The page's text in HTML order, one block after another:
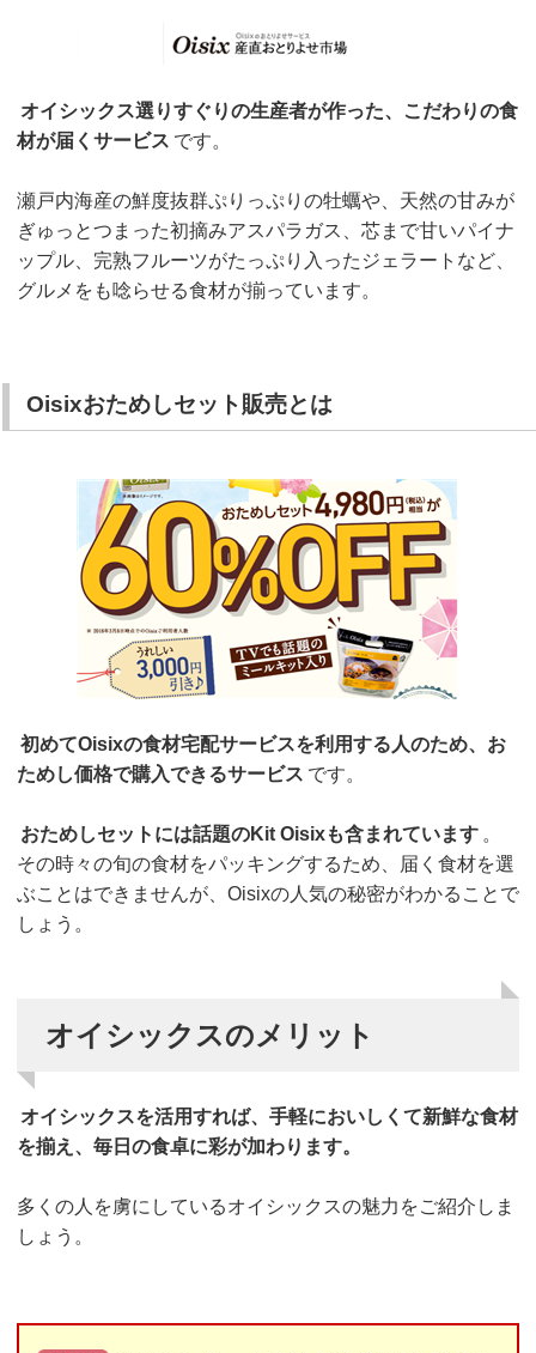
オイシックス選りすぐりの生産者が作った、こだわりの食
材が届くサービス です。
瀬戸内海産の鮮度抜群ぷりっぷりの牡蠣や、天然の甘みが
ぎゅっとつまった初摘みアスパラガス、芯まで甘いパイナ
ップル、完熟フルーツがたっぷり入ったジェラートなど、
グルメをも唸らせる食材が揃っています。
Oisixおためしセット販売とは
初めてOisixの食材宅配サービスを利用する人のため、お
ためし価格で購入できるサービス です。
おためしセットには話題のKit Oisixも含まれています 。
その時々の旬の食材をパッキングするため、届く食材を選
ぶことはできませんが、Oisixの人気の秘密がわかることで
しょう。
オイシックスのメリット
オイシックスを活用すれば、手軽においしくて新鮮な食材
を揃え、毎日の食卓に彩が加わります。
多くの人を虜にしているオイシックスの魅力をご紹介しま
しょう。